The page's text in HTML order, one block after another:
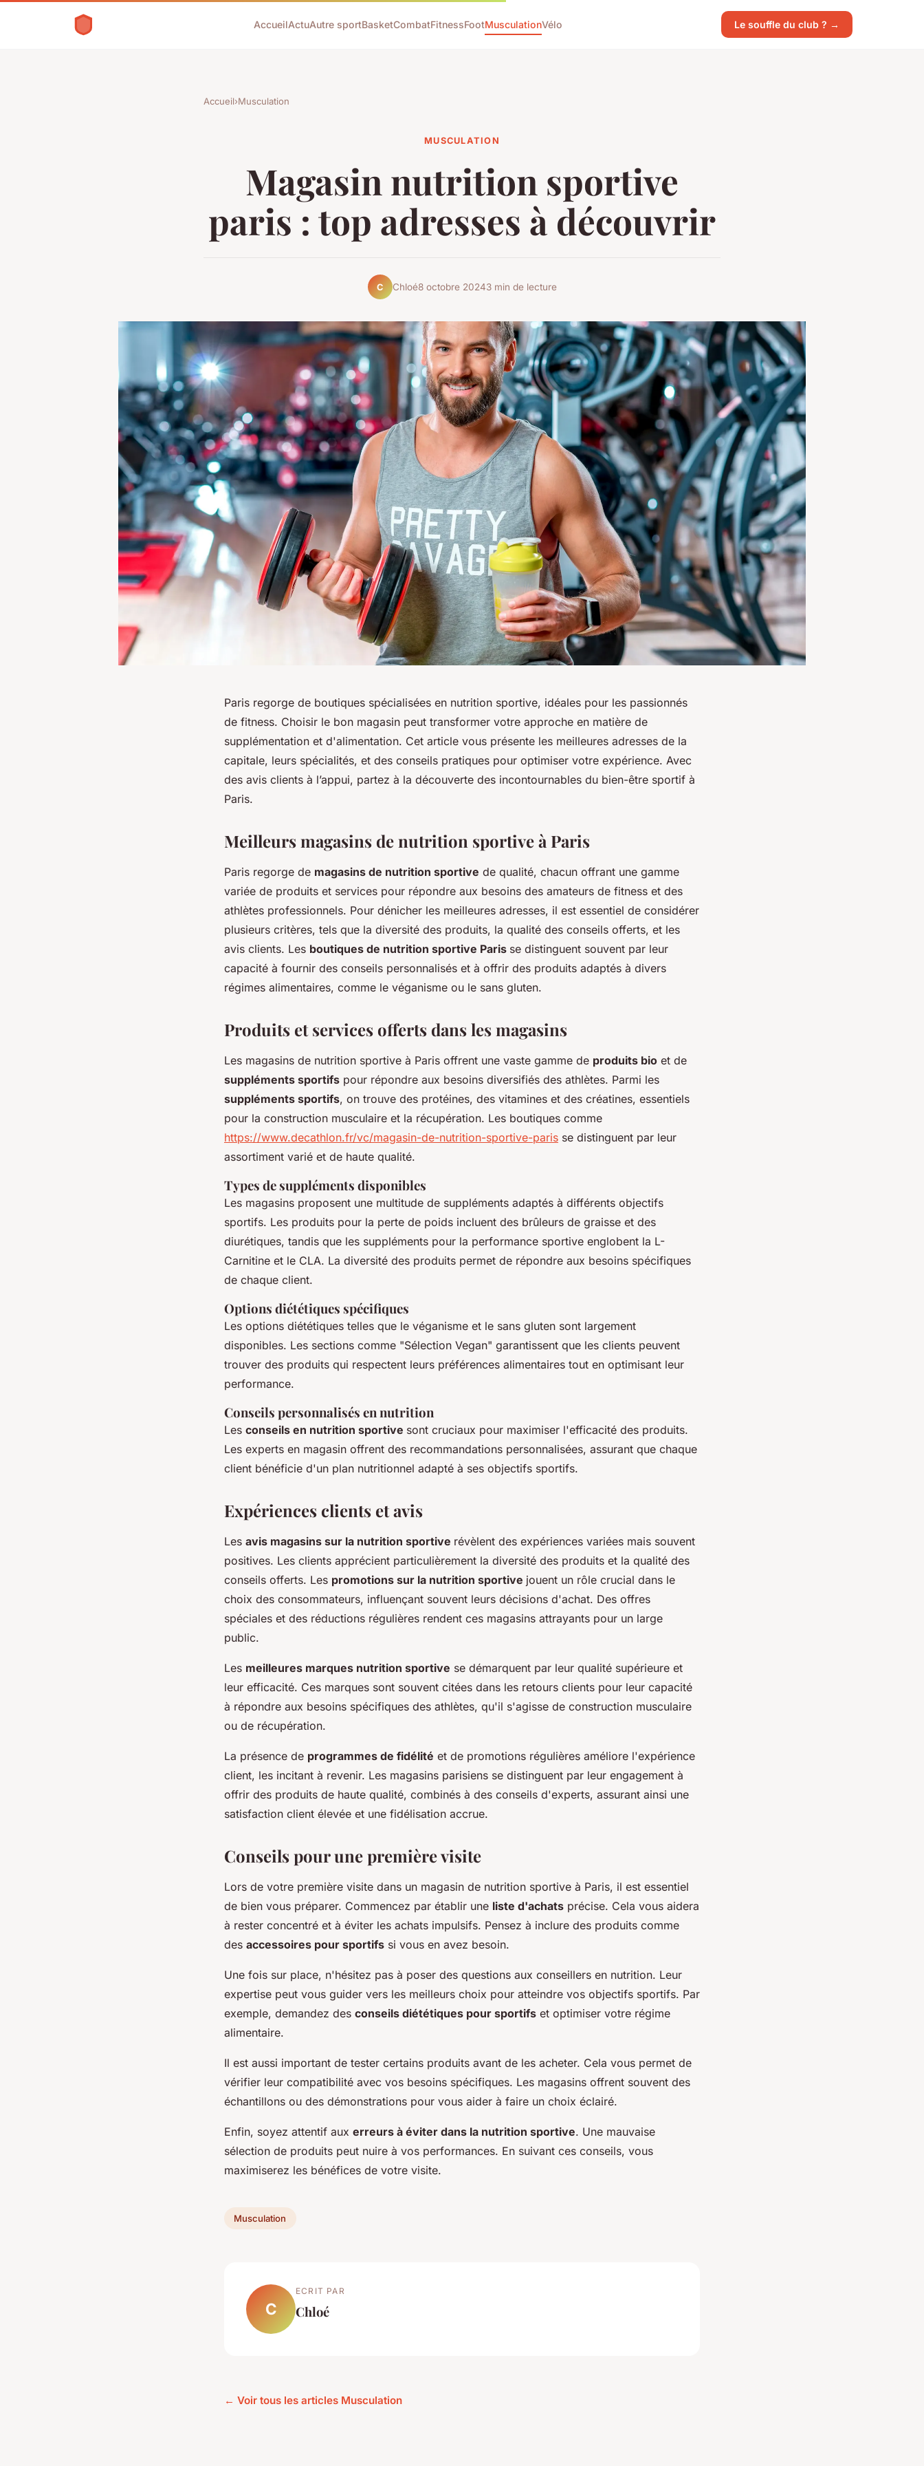
AccueilActuAutre sportBasketCombatFitnessFootMusculationVélo Le souffle du club ? →
Accueil›Musculation
MUSCULATION
Magasin nutrition sportive
paris : top adresses à découvrir
C Chloé8 octobre 20243 min de lecture
Paris regorge de boutiques spécialisées en nutrition sportive, idéales pour les passionnés
de fitness. Choisir le bon magasin peut transformer votre approche en matière de
supplémentation et d'alimentation. Cet article vous présente les meilleures adresses de la
capitale, leurs spécialités, et des conseils pratiques pour optimiser votre expérience. Avec
des avis clients à l’appui, partez à la découverte des incontournables du bien-être sportif à
Paris.
Meilleurs magasins de nutrition sportive à Paris
Paris regorge de magasins de nutrition sportive de qualité, chacun offrant une gamme
variée de produits et services pour répondre aux besoins des amateurs de fitness et des
athlètes professionnels. Pour dénicher les meilleures adresses, il est essentiel de considérer
plusieurs critères, tels que la diversité des produits, la qualité des conseils offerts, et les
avis clients. Les boutiques de nutrition sportive Paris se distinguent souvent par leur
capacité à fournir des conseils personnalisés et à offrir des produits adaptés à divers
régimes alimentaires, comme le véganisme ou le sans gluten.
Produits et services offerts dans les magasins
Les magasins de nutrition sportive à Paris offrent une vaste gamme de produits bio et de
suppléments sportifs pour répondre aux besoins diversifiés des athlètes. Parmi les
suppléments sportifs, on trouve des protéines, des vitamines et des créatines, essentiels
pour la construction musculaire et la récupération. Les boutiques comme
https://www.decathlon.fr/vc/magasin-de-nutrition-sportive-paris se distinguent par leur
assortiment varié et de haute qualité.
Types de suppléments disponibles
Les magasins proposent une multitude de suppléments adaptés à différents objectifs
sportifs. Les produits pour la perte de poids incluent des brûleurs de graisse et des
diurétiques, tandis que les suppléments pour la performance sportive englobent la L-
Carnitine et le CLA. La diversité des produits permet de répondre aux besoins spécifiques
de chaque client.
Options diététiques spécifiques
Les options diététiques telles que le véganisme et le sans gluten sont largement
disponibles. Les sections comme "Sélection Vegan" garantissent que les clients peuvent
trouver des produits qui respectent leurs préférences alimentaires tout en optimisant leur
performance.
Conseils personnalisés en nutrition
Les conseils en nutrition sportive sont cruciaux pour maximiser l'efficacité des produits.
Les experts en magasin offrent des recommandations personnalisées, assurant que chaque
client bénéficie d'un plan nutritionnel adapté à ses objectifs sportifs.
Expériences clients et avis
Les avis magasins sur la nutrition sportive révèlent des expériences variées mais souvent
positives. Les clients apprécient particulièrement la diversité des produits et la qualité des
conseils offerts. Les promotions sur la nutrition sportive jouent un rôle crucial dans le
choix des consommateurs, influençant souvent leurs décisions d'achat. Des offres
spéciales et des réductions régulières rendent ces magasins attrayants pour un large
public.
Les meilleures marques nutrition sportive se démarquent par leur qualité supérieure et
leur efficacité. Ces marques sont souvent citées dans les retours clients pour leur capacité
à répondre aux besoins spécifiques des athlètes, qu'il s'agisse de construction musculaire
ou de récupération.
La présence de programmes de fidélité et de promotions régulières améliore l'expérience
client, les incitant à revenir. Les magasins parisiens se distinguent par leur engagement à
offrir des produits de haute qualité, combinés à des conseils d'experts, assurant ainsi une
satisfaction client élevée et une fidélisation accrue.
Conseils pour une première visite
Lors de votre première visite dans un magasin de nutrition sportive à Paris, il est essentiel
de bien vous préparer. Commencez par établir une liste d'achats précise. Cela vous aidera
à rester concentré et à éviter les achats impulsifs. Pensez à inclure des produits comme
des accessoires pour sportifs si vous en avez besoin.
Une fois sur place, n'hésitez pas à poser des questions aux conseillers en nutrition. Leur
expertise peut vous guider vers les meilleurs choix pour atteindre vos objectifs sportifs. Par
exemple, demandez des conseils diététiques pour sportifs et optimiser votre régime
alimentaire.
Il est aussi important de tester certains produits avant de les acheter. Cela vous permet de
vérifier leur compatibilité avec vos besoins spécifiques. Les magasins offrent souvent des
échantillons ou des démonstrations pour vous aider à faire un choix éclairé.
Enfin, soyez attentif aux erreurs à éviter dans la nutrition sportive. Une mauvaise
sélection de produits peut nuire à vos performances. En suivant ces conseils, vous
maximiserez les bénéfices de votre visite.
Musculation
C
ECRIT PAR
Chloé
← Voir tous les articles Musculation